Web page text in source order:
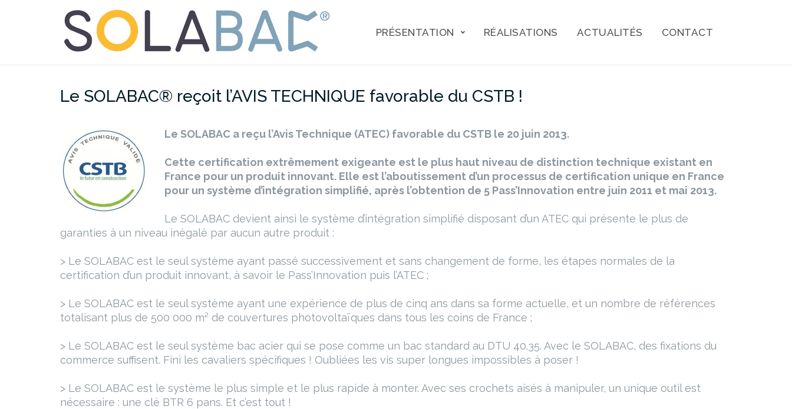
PRÉSENTATION RÉALISATIONS ACTUALITÉS CONTACT
Le SOLABAC® reçoit l’AVIS TECHNIQUE favorable du CSTB !
Le SOLABAC a reçu l’Avis Technique (ATEC) favorable du CSTB le 20 juin 2013.
Cette certification extrêmement exigeante est le plus haut niveau de distinction technique existant en
France pour un produit innovant. Elle est l’aboutissement d’un processus de certification unique en France
pour un système d’intégration simplifié, après l’obtention de 5 Pass’Innovation entre juin 2011 et mai 2013.
Le SOLABAC devient ainsi le système d’intégration simplifié disposant d’un ATEC qui présente le plus de
garanties à un niveau inégalé par aucun autre produit :
> Le SOLABAC est le seul système ayant passé successivement et sans changement de forme, les étapes normales de la
certification d’un produit innovant, à savoir le Pass’Innovation puis l’ATEC ;
> Le SOLABAC est le seul système ayant une expérience de plus de cinq ans dans sa forme actuelle, et un nombre de références
totalisant plus de 500 000 m² de couvertures photovoltaïques dans tous les coins de France ;
> Le SOLABAC est le seul système bac acier qui se pose comme un bac standard au DTU 40.35. Avec le SOLABAC, des fixations du
commerce suffisent. Fini les cavaliers spécifiques ! Oubliées les vis super longues impossibles à poser !
> Le SOLABAC est le système le plus simple et le plus rapide à monter. Avec ses crochets aisés à manipuler, un unique outil est
nécessaire : une clé BTR 6 pans. Et c’est tout !